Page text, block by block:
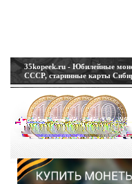
35kopeek.ru - Юбилейные
СССР, старинные карты